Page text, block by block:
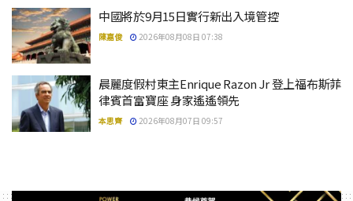
中國將於9月15日實行新出入境管控
陳嘉俊 2026年08月08日 07:38
晨麗度假村東主Enrique Razon Jr 登上福布斯菲
律賓首富寶座 身家遙遙領先
本思齊 2026年08月07日 09:57